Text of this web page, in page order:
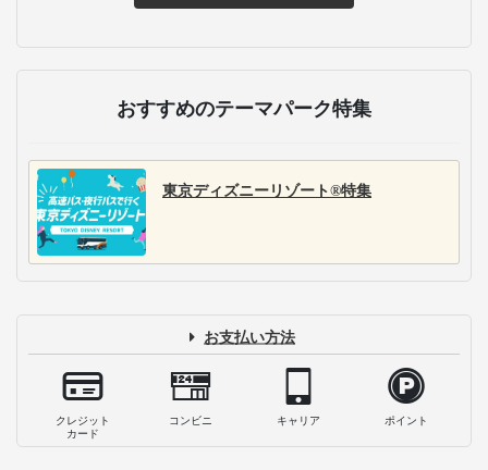
おすすめのテーマパーク特集
東京ディズニーリゾート®特集
お支払い方法
クレジット
カード
コンビニ キャリア ポイント